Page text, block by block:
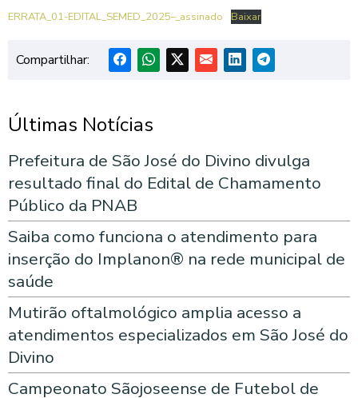
ERRATA_01-EDITAL_SEMED_2025–_assinado Baixar
Compartilhar:
Últimas Notícias
Prefeitura de São José do Divino divulga
resultado final do Edital de Chamamento
Público da PNAB
Saiba como funciona o atendimento para
inserção do Implanon® na rede municipal de
saúde
Mutirão oftalmológico amplia acesso a
atendimentos especializados em São José do
Divino
Campeonato Sãojoseense de Futebol de